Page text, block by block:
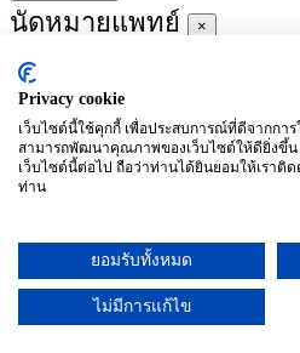
นัดหมายแพทย์ ×
ผู้ชำนาญการ
ประจำ :
อาทิตย์
จันทร์
(27/09)
อังคาร
(28/09)
พุธ
Privacy cookie
เว็บไซต์นี้ใช้คุกกี้ เพื่อประสบการณ์ที่ดีจากการ
สามารถพัฒนาคุณภาพของเว็บไซต์ให้ดียิ่งขึ้น
เว็บไซต์นี้ต่อไป ถือว่าท่านได้ยินยอมให้เราติด
ท่าน
ยอมรับทั้งหมด
ไม่มีการแก้ไข